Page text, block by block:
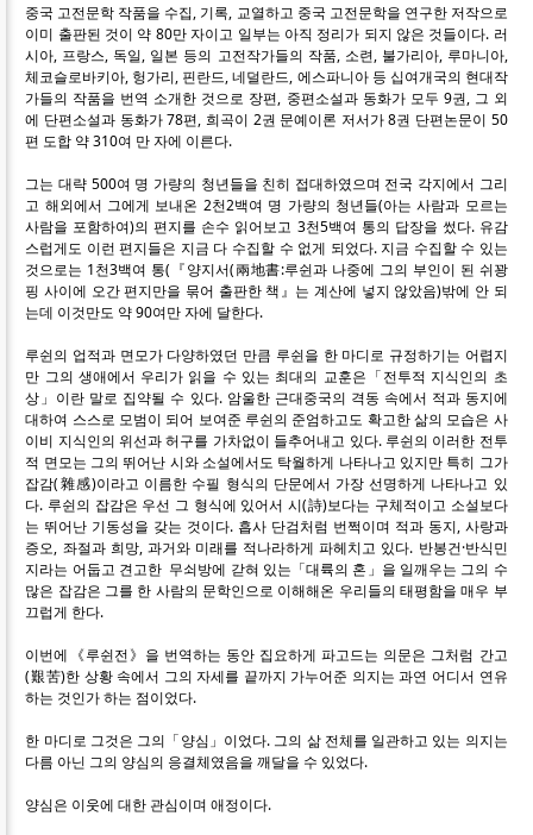
중국 고전문학 작품을 수집, 기록, 교열하고 중국 고전문학을 연구한 저작으로
이미 출판된 것이 약 80만 자이고 일부는 아직 정리가 되지 않은 것들이다. 러
시아, 프랑스, 독일, 일본 등의 고전작가들의 작품, 소련, 불가리아, 루마니아,
체코슬로바키아, 헝가리, 핀란드, 네덜란드, 에스파니아 등 십여개국의 현대작
가들의 작품을 번역 소개한 것으로 장편, 중편소설과 동화가 모두 9권, 그 외
에 단편소설과 동화가 78편, 희곡이 2권 문예이론 저서가 8권 단편논문이 50
편 도합 약 310여 만 자에 이른다.
그는 대략 500여 명 가량의 청년들을 친히 접대하였으며 전국 각지에서 그리
고 해외에서 그에게 보내온 2천2백여 명 가량의 청년들(아는 사람과 모르는
사람을 포함하여)의 편지를 손수 읽어보고 3천5백여 통의 답장을 썼다. 유감
스럽게도 이런 편지들은 지금 다 수집할 수 없게 되었다. 지금 수집할 수 있는
것으로는 1천3백여 통(『양지서(兩地書:루쉰과 나중에 그의 부인이 된 쉬꽝
핑 사이에 오간 편지만을 묶어 출판한 책』는 계산에 넣지 않았음)밖에 안 되
는데 이것만도 약 90여만 자에 달한다.
루쉰의 업적과 면모가 다양하였던 만큼 루쉰을 한 마디로 규정하기는 어렵지
만 그의 생애에서 우리가 읽을 수 있는 최대의 교훈은「전투적 지식인의 초
상」이란 말로 집약될 수 있다. 암울한 근대중국의 격동 속에서 적과 동지에
대하여 스스로 모범이 되어 보여준 루쉰의 준엄하고도 확고한 삶의 모습은 사
이비 지식인의 위선과 허구를 가차없이 들추어내고 있다. 루쉰의 이러한 전투
적 면모는 그의 뛰어난 시와 소설에서도 탁월하게 나타나고 있지만 특히 그가
잡감(雜感)이라고 이름한 수필 형식의 단문에서 가장 선명하게 나타나고 있
다. 루쉰의 잡감은 우선 그 형식에 있어서 시(詩)보다는 구체적이고 소설보다
는 뛰어난 기동성을 갖는 것이다. 흡사 단검처럼 번쩍이며 적과 동지, 사랑과
증오, 좌절과 희망, 과거와 미래를 적나라하게 파헤치고 있다. 반봉건·반식민
지라는 어둡고 견고한 무쇠방에 갇혀 있는「대륙의 혼」을 일깨우는 그의 수
많은 잡감은 그를 한 사람의 문학인으로 이해해온 우리들의 태평함을 매우 부
끄럽게 한다.
이번에《루쉰전》을 번역하는 동안 집요하게 파고드는 의문은 그처럼 간고
(艱苦)한 상황 속에서 그의 자세를 끝까지 가누어준 의지는 과연 어디서 연유
하는 것인가 하는 점이었다.
한 마디로 그것은 그의「양심」이었다. 그의 삶 전체를 일관하고 있는 의지는
다름 아닌 그의 양심의 응결체였음을 깨달을 수 있었다.
양심은 이웃에 대한 관심이며 애정이다.